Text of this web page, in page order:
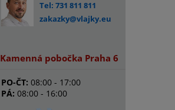
Tel: 731 811 811
zakazky@vlajky.eu
Kamenná pobočka Praha 6
PO-ČT: 08:00 - 17:00
PÁ: 08:00 - 16:00